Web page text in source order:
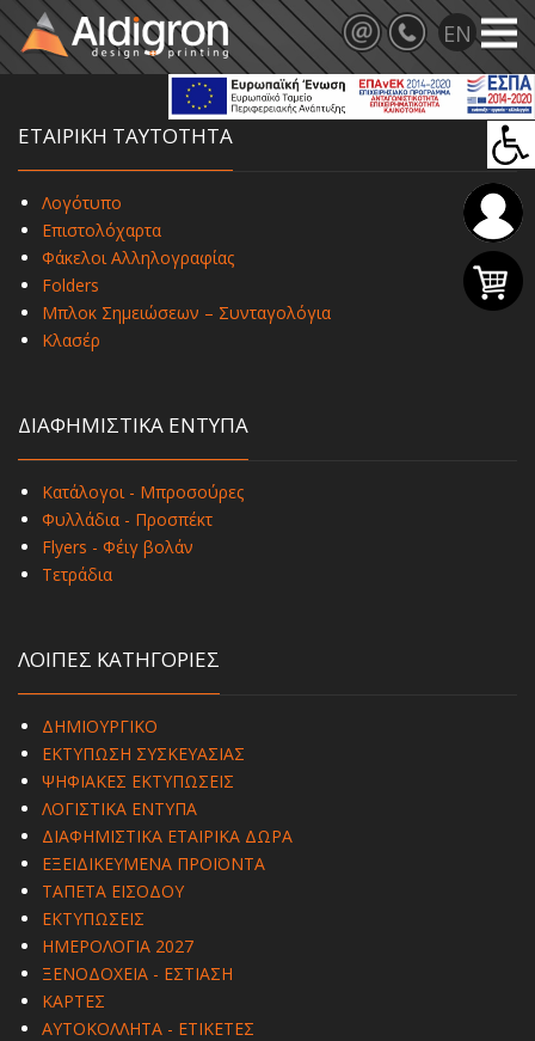
ΕΤΑΙΡΙΚΗ ΤΑΥΤΟΤΗΤΑ
Λογότυπο
Επιστολόχαρτα
Φάκελοι Αλληλογραφίας
Folders
Μπλοκ Σημειώσεων – Συνταγολόγια
Κλασέρ
ΔΙΑΦΗΜΙΣΤΙΚΑ ΕΝΤΥΠΑ
Κατάλογοι - Μπροσούρες
Φυλλάδια - Προσπέκτ
Flyers - Φέιγ βολάν
Τετράδια
ΛΟΙΠΕΣ ΚΑΤΗΓΟΡΙΕΣ
ΔΗΜΙΟΥΡΓΙΚΟ
ΕΚΤΥΠΩΣΗ ΣΥΣΚΕΥΑΣΙΑΣ
ΨΗΦΙΑΚΕΣ ΕΚΤΥΠΩΣΕΙΣ
ΛΟΓΙΣΤΙΚΑ ΕΝΤΥΠΑ
ΔΙΑΦΗΜΙΣΤΙΚΑ ΕΤΑΙΡΙΚΑ ΔΩΡΑ
ΕΞΕΙΔΙΚΕΥΜΕΝΑ ΠΡΟΪΟΝΤΑ
ΤΑΠΕΤΑ ΕΙΣΟΔΟΥ
ΕΚΤΥΠΩΣΕΙΣ
ΗΜΕΡΟΛΟΓΙΑ 2027
ΞΕΝΟΔΟΧΕΙΑ - ΕΣΤΙΑΣΗ
ΚΑΡΤΕΣ
ΑΥΤΟΚΟΛΛΗΤΑ - ΕΤΙΚΕΤΕΣ